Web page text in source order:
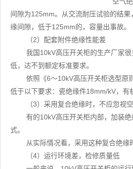
间隙为125mm。从交流耐压试验的结
缘间隙，低于125mm的，容量出事故。
（2）配套附件绝缘性能差
我国10kV高压开关柜的生产厂家
低，达不到额定标准要求。
依照《6～10kV高压开关柜选型原
低于以下要求：瓷绝缘件18mm/kV，有
（3）采用复合绝缘时，不应忽视
有的10kV高压开关柜内部，加
式。
从实际情况看，采用这种复合绝
（4）运行环境差，检修质量低